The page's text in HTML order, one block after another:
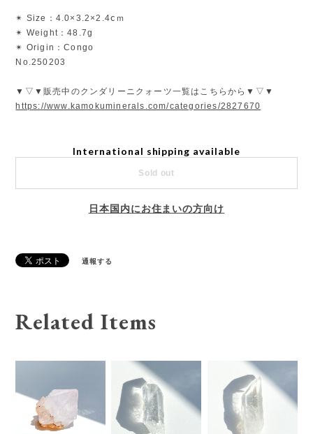
✴︎ Size：4.0×3.2×2.4ⅽｍ
✴︎ Weight：48.7g
✴︎ Origin：Congo
No.250203
▼▽▼販売中のクンダリーニクォーツ一覧はこちらから▼▽▼
https://www.kamokuminerals.com/categories/2827670
International shipping available
Sold out
日本国内にお住まいの方向け
通報する
Related Items